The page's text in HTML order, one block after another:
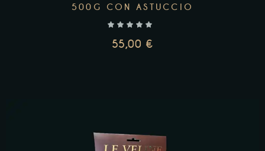
500G CON ASTUCCIO
55,00 €
AGGIUNGI AL CARRELLO